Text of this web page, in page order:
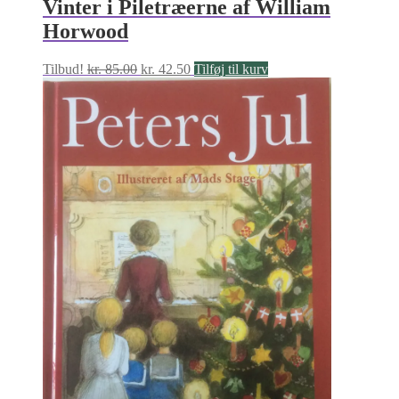
Vinter i Piletræerne af William
Horwood
Tilbud! kr.85.00 Den
oprindelige
var:
kr. 85.00.
kr. 42.50Den
aktuelle
er:
kr. 42.50.
Tilføj til kurv